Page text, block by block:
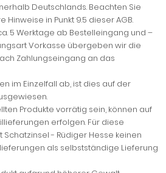
Deutschlands. Beachten Sie
in Punkt 9.5 dieser AGB.
5 Werktage ab Bestelleingang und –
Vorkasse übergeben wir die
Zahlungseingang an das
im Einzelfall ab, ist dies auf der
Produkte vorrätig sein, können auf
erfolgen. Für diese
- Rüdiger Hesse keinen
als selbstständige Lieferung